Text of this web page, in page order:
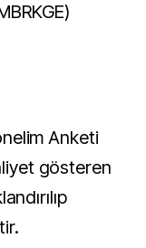
Anketi
gösteren